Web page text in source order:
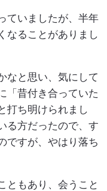
ていましたが、半年
なることがありまし
なと思い、気にして
「昔付き合っていた
打ち明けられまし
る方だったので、す
ですが、やはり落ち
ともあり、会うこと